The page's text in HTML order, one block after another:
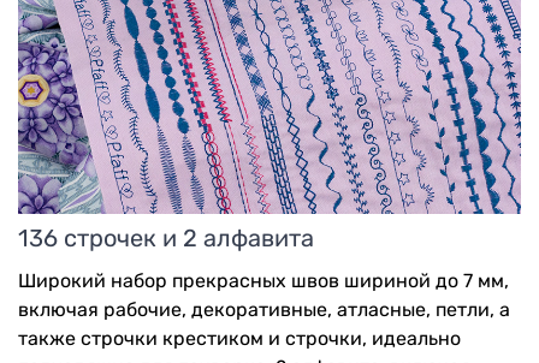
136 строчек и 2 алфавита
Широкий набор прекрасных швов шириной до 7 мм,
включая рабочие, декоративные, атласные, петли, а
также строчки крестиком и строчки, идеально